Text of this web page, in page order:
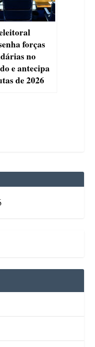
forças
no
e antecipa
de 2026